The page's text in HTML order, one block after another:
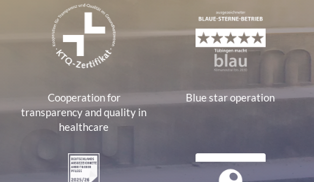
Cooperation for
transparency and quality in
healthcare
Blue star operation